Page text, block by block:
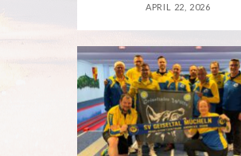
APRIL 22, 2026